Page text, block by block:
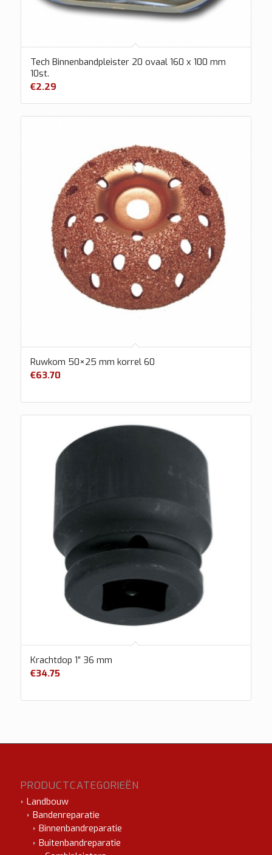
Tech Binnenbandpleister 20 ovaal 160 x 100 mm
10st.
€2.29
Ruwkom 50×25 mm korrel 60
€63.70
Krachtdop 1″ 36 mm
€34.75
PRODUCTCATEGORIEËN
Landbouw
Bandenreparatie
Binnenbandreparatie
Buitenbandreparatie